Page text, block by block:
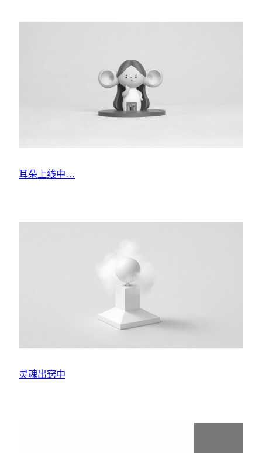
耳朵上线中…
灵魂出窍中